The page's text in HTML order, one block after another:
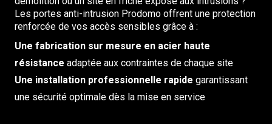
Les portes anti-intrusion Prodomo offrent une protection
renforcée de vos accès sensibles grâce à :
Une fabrication sur mesure en acier haute
résistance adaptée aux contraintes de chaque site
Une installation professionnelle rapide garantissant
une sécurité optimale dès la mise en service